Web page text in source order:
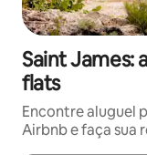
Saint James:
flats
Encontre aluguel
Airbnb e faça sua